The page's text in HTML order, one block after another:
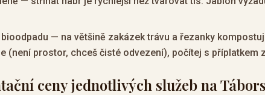
bioodpadu — na většině zakázek trávu a řezanky
(není prostor, chceš čisté odvezení), počítej s příplatkem
ceny jednotlivých služeb na